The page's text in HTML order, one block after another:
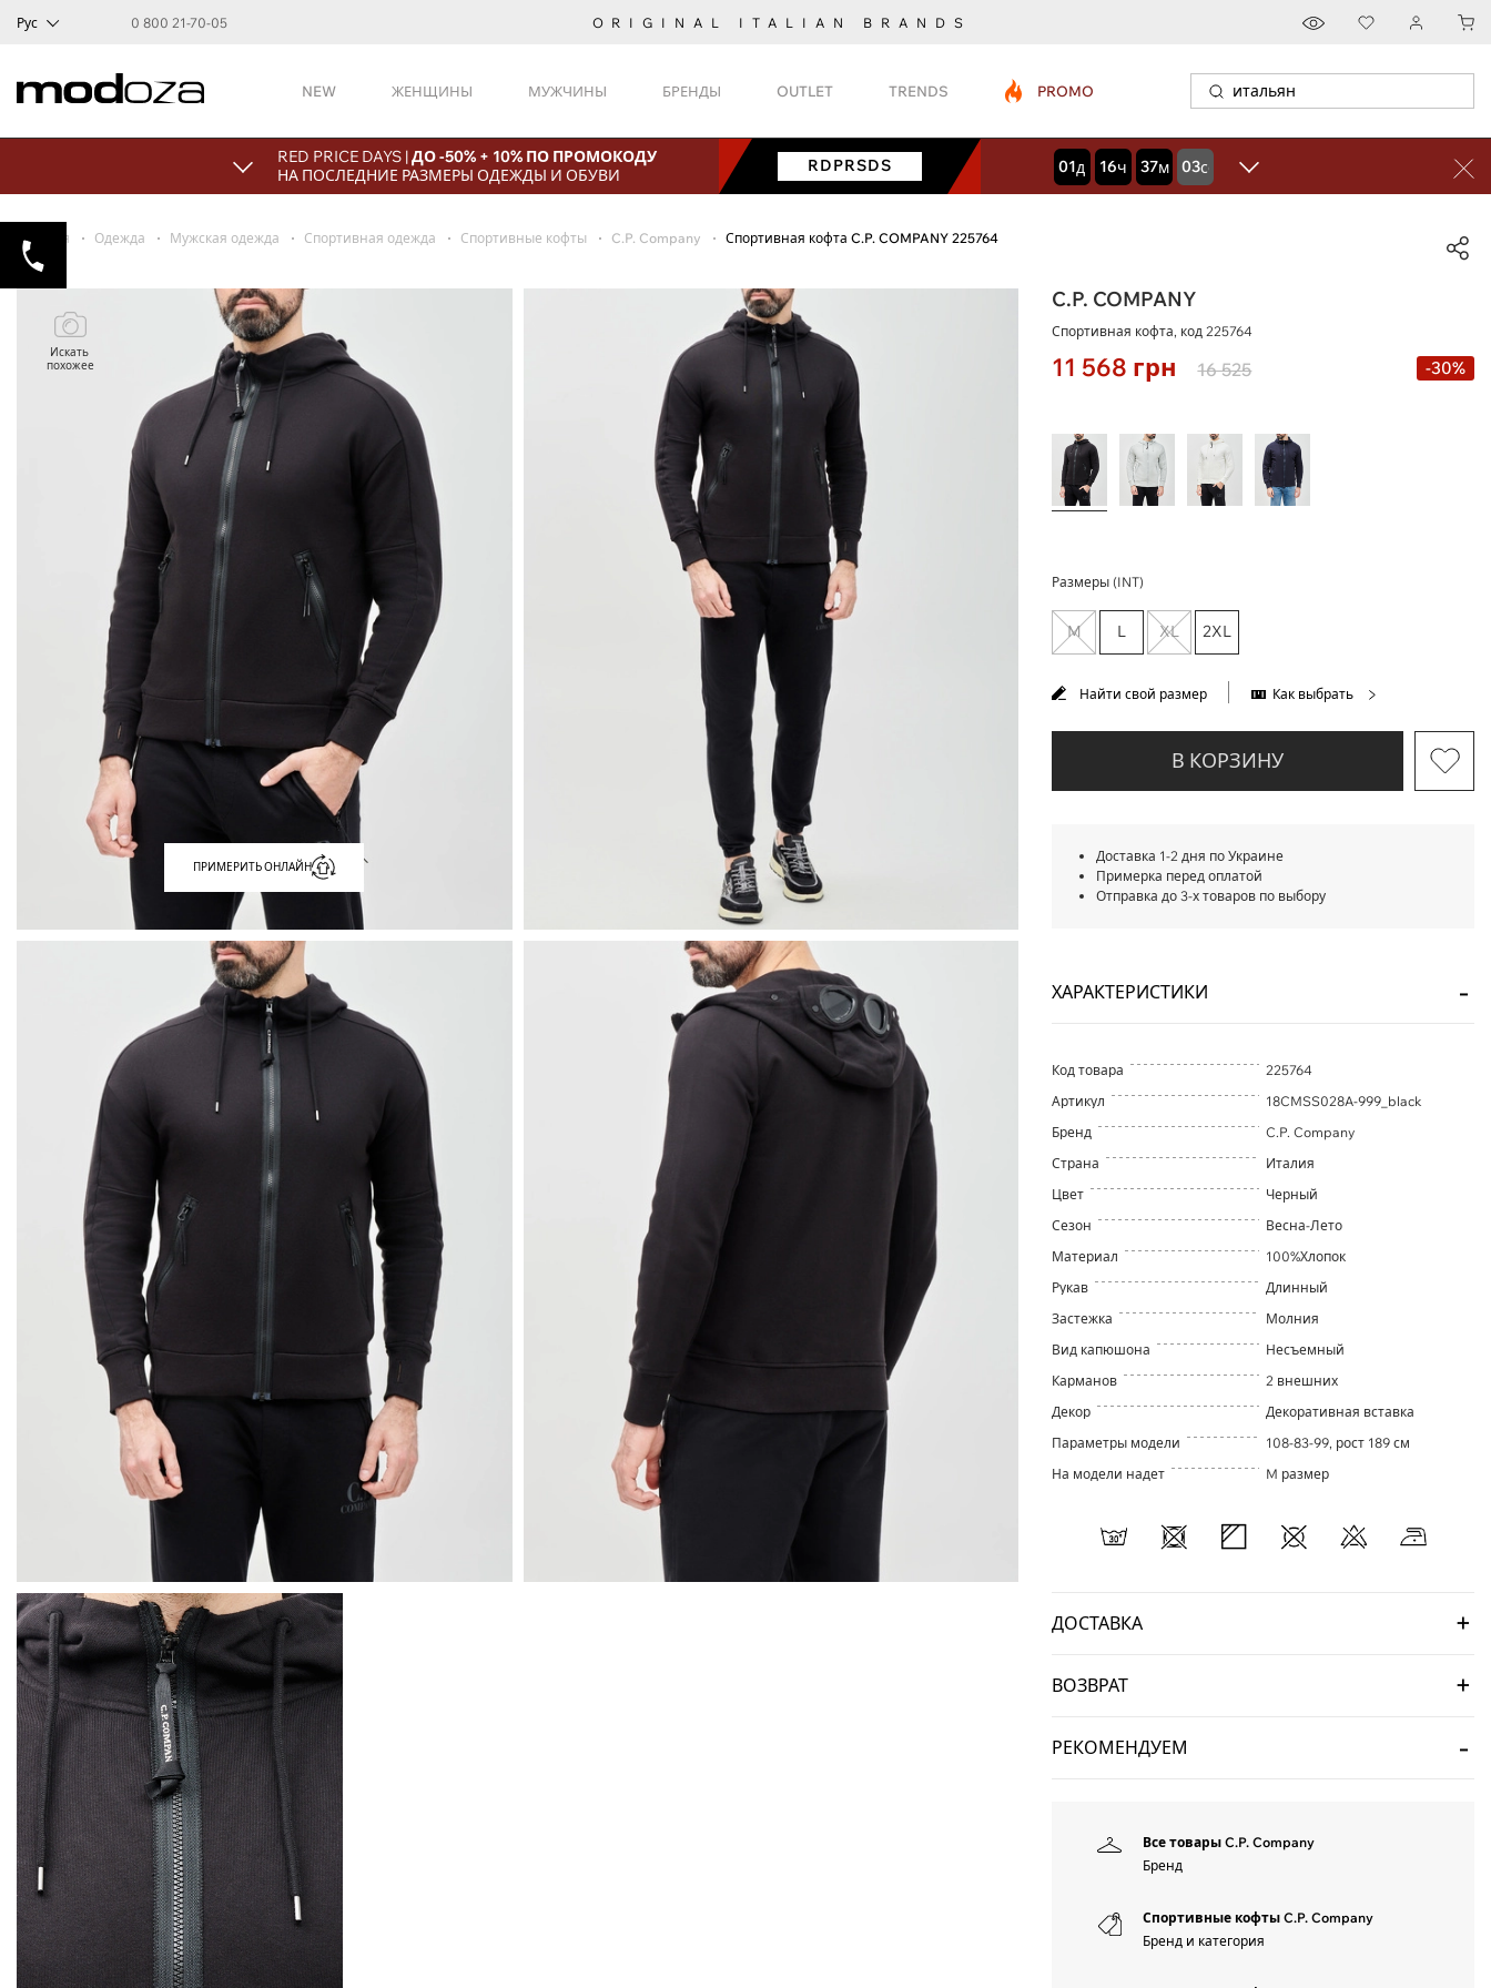
Рус 0 800 21-70-05 ORIGINAL ITALIAN BRANDS
NEW ЖЕНЩИНЫ МУЖЧИНЫ БРЕНДЫ OUTLET TRENDS PROMO
RED PRICE DAYS |ДО -50% + 10% ПО ПРОМОКОДУ
НА ПОСЛЕДНИЕ РАЗМЕРЫ ОДЕЖДЫ И ОБУВИ
RDPRSDS 01дней
16часов
37минут
01секунд
Главная Одежда Мужская одежда Спортивная одежда Спортивные кофты C.P. Company Спортивная кофта C.P. COMPANY 225764
Искать
похожее
ПРИМЕРИТЬ ОНЛАЙН
C.P. COMPANY
Спортивная кофта, код225764
11 568 грн 16 525 -30%
Размеры (INT)
M L XL 2XL
Найти свой размер Как выбрать
В КОРЗИНУ
Доставка 1-2 дня по Украине
Примерка перед оплатой
Отправка до 3-х товаров по выбору
ХАРАКТЕРИСТИКИ
Код товара
225764
Артикул
18CMSS028A-999_black
Бренд
C.P. Company
Страна
Италия
Цвет
Черный
Сезон
Весна-Лето
Материал
100%Хлопок
Рукав
Длинный
Застежка
Молния
Вид капюшона
Несъемный
Карманов
2 внешних
Декор
Декоративная вставка
Параметры модели
108-83-99, рост 189 см
На модели надет
M размер
ДОСТАВКА
ВОЗВРАТ
РЕКОМЕНДУЕМ
Все товары C.P. Company
Бренд
Спортивные кофты C.P. Company
Бренд и категория